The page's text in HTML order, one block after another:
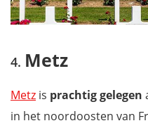
Metz
Metz is prachtig gelegen
in het noordoosten van